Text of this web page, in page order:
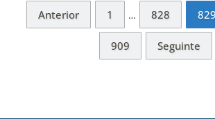
Anterior 1 … 828 829
909 Seguinte